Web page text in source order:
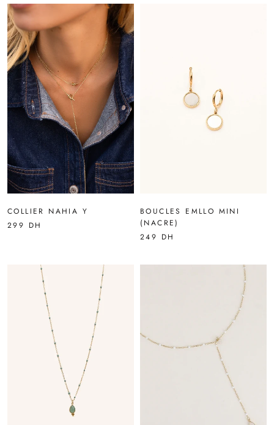
COLLIER NAHIA Y
299 DH
BOUCLES EMLLO MINI
(NACRE)
249 DH